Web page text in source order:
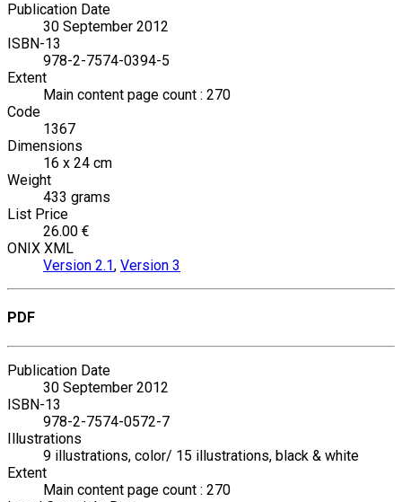
Publication Date
30 September 2012
ISBN-13
978-2-7574-0394-5
Extent
Main content page count : 270
Code
1367
Dimensions
16 x 24 cm
Weight
433 grams
List Price
26.00 €
ONIX XML
Version 2.1, Version 3
PDF
Publication Date
30 September 2012
ISBN-13
978-2-7574-0572-7
Illustrations
9 illustrations, color/ 15 illustrations, black & white
Extent
Main content page count : 270